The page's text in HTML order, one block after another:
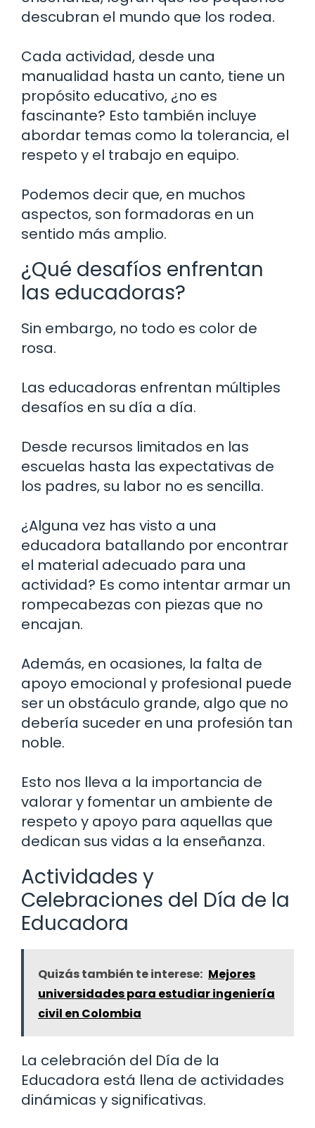
descubran el mundo que los rodea.
Cada actividad, desde una
manualidad hasta un canto, tiene un
propósito educativo, ¿no es
fascinante? Esto también incluye
abordar temas como la tolerancia, el
respeto y el trabajo en equipo.
Podemos decir que, en muchos
aspectos, son formadoras en un
sentido más amplio.
¿Qué desafíos enfrentan
las educadoras?
Sin embargo, no todo es color de
rosa.
Las educadoras enfrentan múltiples
desafíos en su día a día.
Desde recursos limitados en las
escuelas hasta las expectativas de
los padres, su labor no es sencilla.
¿Alguna vez has visto a una
educadora batallando por encontrar
el material adecuado para una
actividad? Es como intentar armar un
rompecabezas con piezas que no
encajan.
Además, en ocasiones, la falta de
apoyo emocional y profesional puede
ser un obstáculo grande, algo que no
debería suceder en una profesión tan
noble.
Esto nos lleva a la importancia de
valorar y fomentar un ambiente de
respeto y apoyo para aquellas que
dedican sus vidas a la enseñanza.
Actividades y
Celebraciones del Día de la
Educadora
Quizás también te interese: Mejores
universidades para estudiar ingeniería
civil en Colombia
La celebración del Día de la
Educadora está llena de actividades
dinámicas y significativas.